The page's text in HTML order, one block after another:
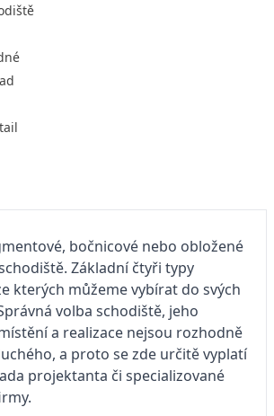
bočnicové nebo obložené
Základní čtyři typy
kterých můžeme vybírat do svých
volba schodiště, jeho
a realizace nejsou rozhodně
a proto se zde určitě vyplatí
projektanta či specializované